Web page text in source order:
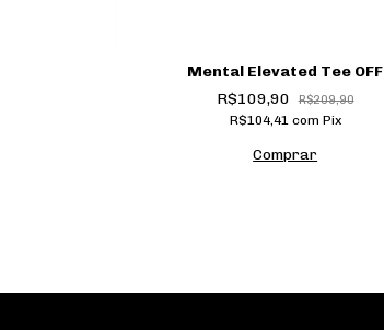
Mental Elevated Tee OFF
R$109,90
R$209,90
R$104,41 com Pix
Comprar